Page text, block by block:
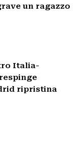
un ragazzo
Italia-
ripristina